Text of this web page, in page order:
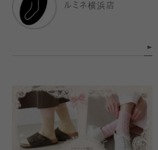
ルミネ横浜店